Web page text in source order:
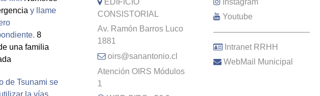
y llame
8
una familia
de Tsunami se
la vías
CONSISTORIAL
Av. Ramón Barros Luco
1881
oirs@sanantonio.cl
Atención OIRS Módulos
1
Youtube
–––––––––––––––––––––
Intranet RRHH
WebMail Municipal